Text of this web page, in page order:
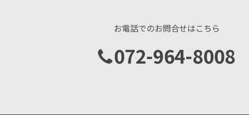
お電話でのお問合せはこちら
072-964-8008